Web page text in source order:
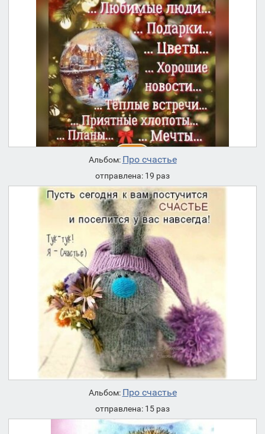
Альбом: Про счастье
отправлена: 19 раз
Альбом: Про счастье
отправлена: 15 раз